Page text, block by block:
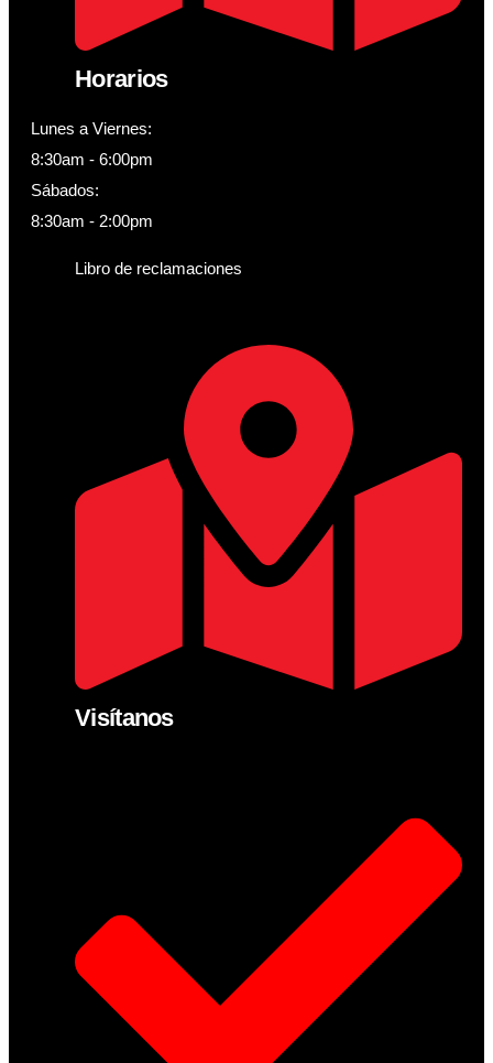
Horarios
Lunes a Viernes:
8:30am - 6:00pm
Sábados:
8:30am - 2:00pm
Libro de reclamaciones
Visítanos